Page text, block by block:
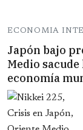
ECONOMIA
Japón bajo
Medio
economía